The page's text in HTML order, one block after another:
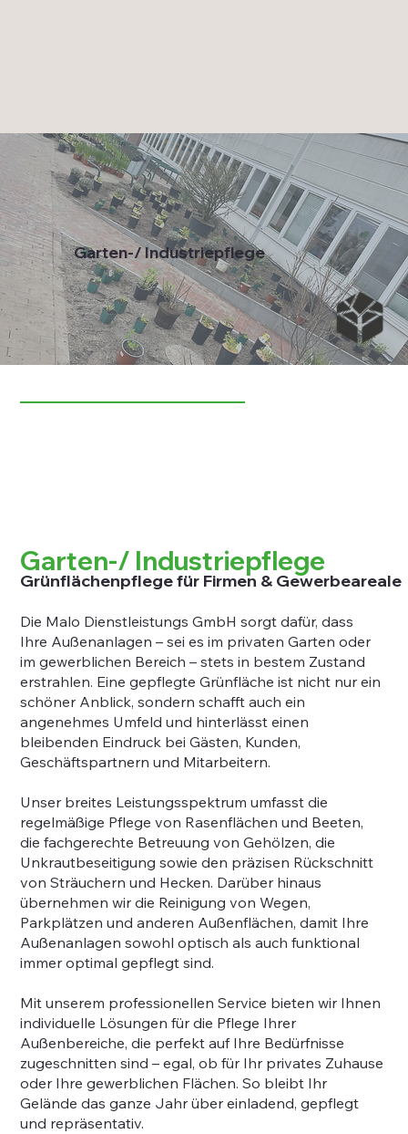
Garten-/ Industriepflege
Garten-/ Industriepflege
Grünflächenpflege für Firmen & Gewerbeareale
Die Malo Dienstleistungs GmbH sorgt dafür, dass
Ihre Außenanlagen – sei es im privaten Garten oder
im gewerblichen Bereich – stets in bestem Zustand
erstrahlen. Eine gepflegte Grünfläche ist nicht nur ein
schöner Anblick, sondern schafft auch ein
angenehmes Umfeld und hinterlässt einen
bleibenden Eindruck bei Gästen, Kunden,
Geschäftspartnern und Mitarbeitern.
Unser breites Leistungsspektrum umfasst die
regelmäßige Pflege von Rasenflächen und Beeten,
die fachgerechte Betreuung von Gehölzen, die
Unkrautbeseitigung sowie den präzisen Rückschnitt
von Sträuchern und Hecken. Darüber hinaus
übernehmen wir die Reinigung von Wegen,
Parkplätzen und anderen Außenflächen, damit Ihre
Außenanlagen sowohl optisch als auch funktional
immer optimal gepflegt sind.
Mit unserem professionellen Service bieten wir Ihnen
individuelle Lösungen für die Pflege Ihrer
Außenbereiche, die perfekt auf Ihre Bedürfnisse
zugeschnitten sind – egal, ob für Ihr privates Zuhause
oder Ihre gewerblichen Flächen. So bleibt Ihr
Gelände das ganze Jahr über einladend, gepflegt
und repräsentativ.